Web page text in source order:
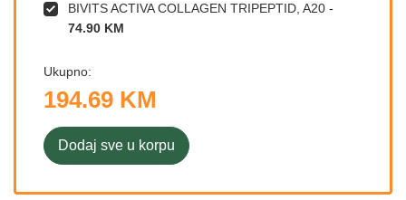
BIVITS ACTIVA COLLAGEN TRIPEPTID, A20 -
74.90 KM
Ukupno:
194.69 KM
Dodaj sve u korpu